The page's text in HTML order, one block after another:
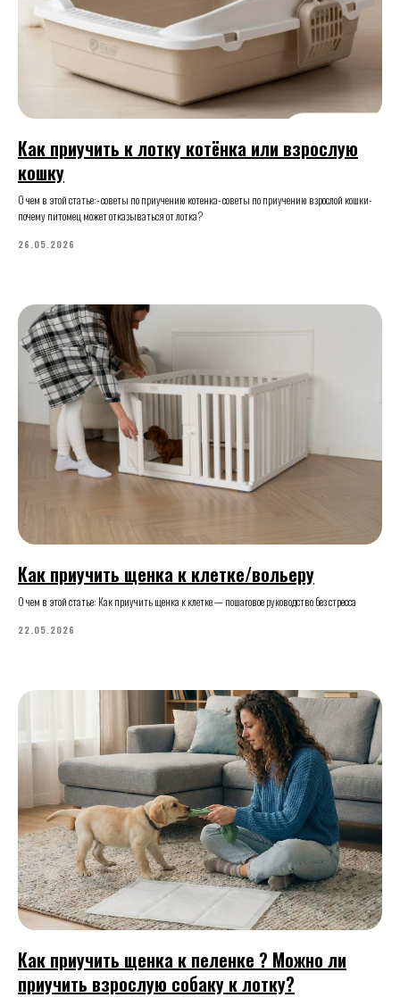
Как приучить к лотку котёнка или взрослую
кошку
О чем в этой статье:- советы по приучению котенка- советы по приучению взрослой кошки-
почему питомец может отказываться от лотка?
26.05.2026
Как приучить щенка к клетке/вольеру
О чем в этой статье: Как приучить щенка к клетке — пошаговое руководство без стресса
22.05.2026
Как приучить щенка к пеленке ? Можно ли
приучить взрослую собаку к лотку?